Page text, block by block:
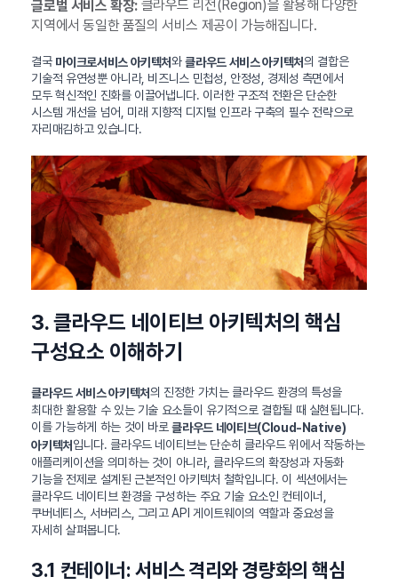
글로벌 서비스 확장:클라우드 리전(Region)을 활용해 다양한
지역에서 동일한 품질의 서비스 제공이 가능해집니다.
결국 마이크로서비스 아키텍처와클라우드 서비스 아키텍처의 결합은
기술적 유연성뿐 아니라, 비즈니스 민첩성, 안정성, 경제성 측면에서
모두 혁신적인 진화를 이끌어냅니다. 이러한 구조적 전환은 단순한
시스템 개선을 넘어, 미래 지향적 디지털 인프라 구축의 필수 전략으로
자리매김하고 있습니다.
3. 클라우드 네이티브 아키텍처의 핵심
구성요소 이해하기
클라우드 서비스 아키텍처의 진정한 가치는 클라우드 환경의 특성을
최대한 활용할 수 있는 기술 요소들이 유기적으로 결합될 때 실현됩니다.
이를 가능하게 하는 것이 바로클라우드 네이티브(Cloud-Native)
아키텍처입니다. 클라우드 네이티브는 단순히 클라우드 위에서 작동하는
애플리케이션을 의미하는 것이 아니라, 클라우드의 확장성과 자동화
기능을 전제로 설계된 근본적인 아키텍처 철학입니다. 이 섹션에서는
클라우드 네이티브 환경을 구성하는 주요 기술 요소인 컨테이너,
쿠버네티스, 서버리스, 그리고 API 게이트웨이의 역할과 중요성을
자세히 살펴봅니다.
3.1 컨테이너: 서비스 격리와 경량화의 핵심